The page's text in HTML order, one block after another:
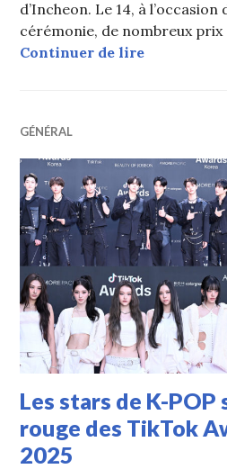
d’Incheon. Le 14, à
cérémonie, de nombreux
Continuer de lireLes stars
GÉNÉRAL
Les stars de K-POP
rouge des TikTok
2025